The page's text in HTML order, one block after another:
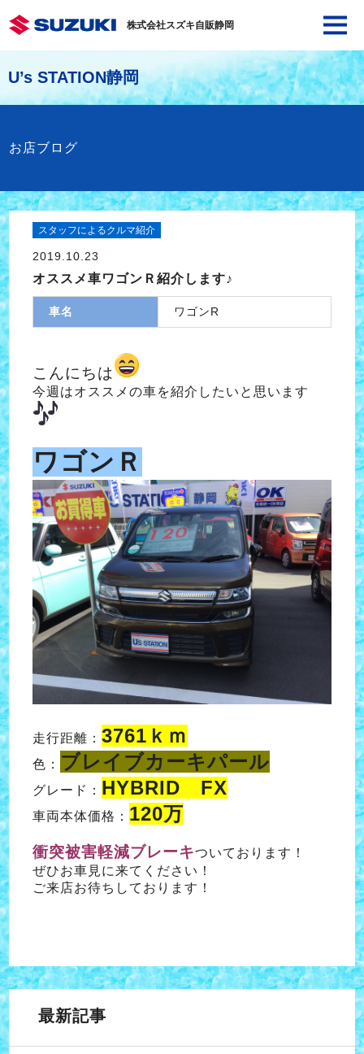
株式会社スズキ自販静岡
U’s STATION静岡
お店ブログ
スタッフによるクルマ紹介
2019.10.23
オススメ車ワゴンＲ紹介します♪
車名 ワゴンR
こんにちは
今週はオススメの車を紹介したいと思います
ワゴンＲ
走行距離： 3761ｋｍ
色： ブレイブカーキパール
グレード： HYBRID FX
車両本体価格： 120万
衝突被害軽減ブレーキついております！
ぜひお車見に来てください！
ご来店お待ちしております！
最新記事